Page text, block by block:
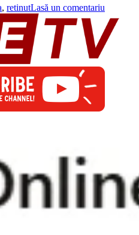
, retinutLasă un comentariu